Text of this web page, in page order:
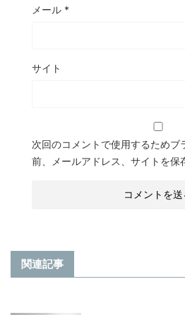
メール *
サイト
次回のコメントで使用するためブ
前、メールアドレス、サイトを保
関連記事